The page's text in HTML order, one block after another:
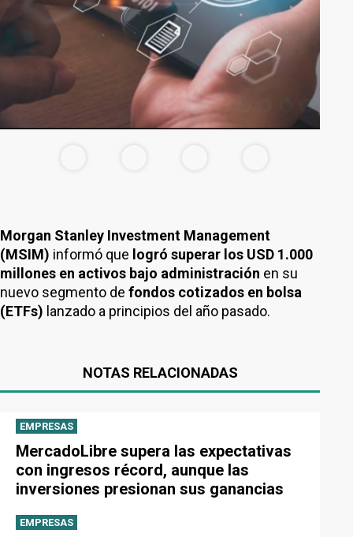
Morgan Stanley Investment Management
(MSIM) informó que logró superar los USD 1.000
millones en activos bajo administración en su
nuevo segmento de fondos cotizados en bolsa
(ETFs) lanzado a principios del año pasado.
NOTAS RELACIONADAS
EMPRESAS
MercadoLibre supera las expectativas
con ingresos récord, aunque las
inversiones presionan sus ganancias
EMPRESAS